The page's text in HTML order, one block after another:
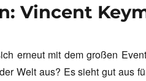
Vincent
erneut mit dem großen
Welt aus? Es sieht gut aus